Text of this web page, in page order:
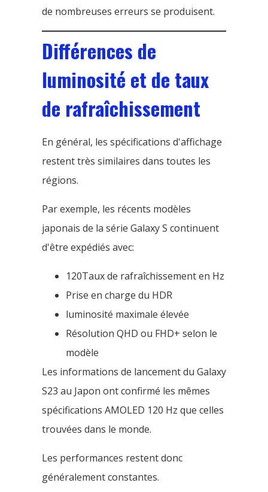
de nombreuses erreurs se produisent.
Différences de
luminosité et de taux
de rafraîchissement
En général, les spécifications d'affichage
restent très similaires dans toutes les
régions.
Par exemple, les récents modèles
japonais de la série Galaxy S continuent
d'être expédiés avec:
120Taux de rafraîchissement en Hz
Prise en charge du HDR
luminosité maximale élevée
Résolution QHD ou FHD+ selon le
modèle
Les informations de lancement du Galaxy
S23 au Japon ont confirmé les mêmes
spécifications AMOLED 120 Hz que celles
trouvées dans le monde.
Les performances restent donc
généralement constantes.